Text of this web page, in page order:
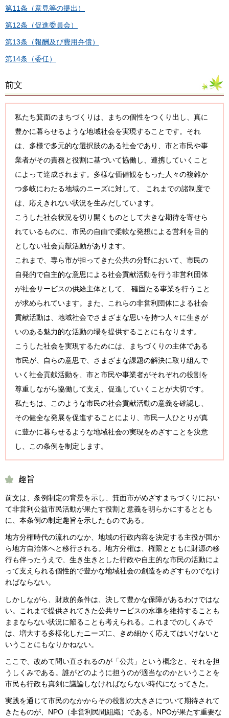
第11条（意見等の提出）
第12条（促進委員会）
第13条（報酬及び費用弁償）
第14条（委任）
前文
私たち箕面のまちづくりは、まちの個性をつくり出し、真に
豊かに暮らせるような地域社会を実現することです。それ
は、多様で多元的な選択肢のある社会であり、市と市民や事
業者がその責務と役割に基づいて協働し、連携していくこと
によって達成されます。多様な価値観をもった人々の複雑か
つ多岐にわたる地域のニーズに対して、 これまでの諸制度で
は、応えきれない状況を生みだしています。
こうした社会状況を切り開くものとして大きな期待を寄せら
れているものに、市民の自由で柔軟な発想による営利を目的
としない社会貢献活動があります。
これまで、専ら市が担ってきた公共の分野において、市民の
自発的で自主的な意思による社会貢献活動を行う非営利団体
が社会サービスの供給主体として、 確固たる事業を行うこと
が求められています。また、これらの非営利団体による社会
貢献活動は、地域社会でさまざまな思いを持つ人々に生きが
いのある魅力的な活動の場を提供することにもなります。
こうした社会を実現するためには、まちづくりの主体である
市民が、自らの意思で、さまざまな課題の解決に取り組んで
いく社会貢献活動を、市と市民や事業者がそれぞれの役割を
尊重しながら協働して支え、促進していくことが大切です。
私たちは、このような市民の社会貢献活動の意義を確認し、
その健全な発展を促進することにより、市民一人ひとりが真
に豊かに暮らせるような地域社会の実現をめざすことを決意
し、この条例を制定します。
趣旨
前文は、条例制定の背景を示し、箕面市がめざすまちづくりにおい
て非営利公益市民活動が果たす役割と意義を明らかにするととも
に、本条例の制定趣旨を示したものである。
地方分権時代の流れのなか、地域の行政内容を決定する主役が国か
ら地方自治体へと移行される。地方分権は、権限とともに財源の移
行も伴ったうえで、生き生きとした行政や自主的な市民の活動によ
って支えられる個性的で豊かな地域社会の創造をめざすものでなけ
ればならない。
しかしながら、財政的条件は、決して豊かな保障があるわけではな
い。これまで提供されてきた公共サービスの水準を維持することも
ままならない状況に陥ることも考えられる。これまでのしくみで
は、増大する多様化したニーズに、きめ細かく応えてはいけないと
いうことにもなりかねない。
ここで、改めて問い直されるのが「公共」という概念と、それを担
うしくみである。誰がどのように担うのが適当なのかということを
市民も行政も真剣に議論しなければならない時代になってきた。
実践を通じて市民のなかからその役割の大きさについて期待されて
きたものが、NPO（非営利民間組織）である。NPOが果たす重要な